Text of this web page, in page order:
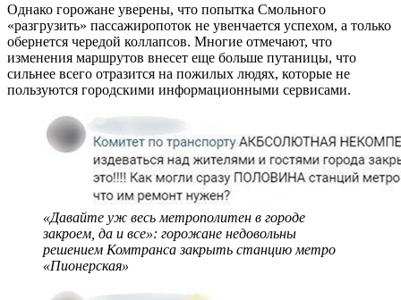
Однако горожане уверены, что попытка Смольного
«разгрузить» пассажиропоток не увенчается успехом, а только
обернется чередой коллапсов. Многие отмечают, что
изменения маршрутов внесет еще больше путаницы, что
сильнее всего отразится на пожилых людях, которые не
пользуются городскими информационными сервисами.
«Давайте уж весь метрополитен в городе
закроем, да и все»: горожане недовольны
решением Комтранса закрыть станцию метро
«Пионерская»